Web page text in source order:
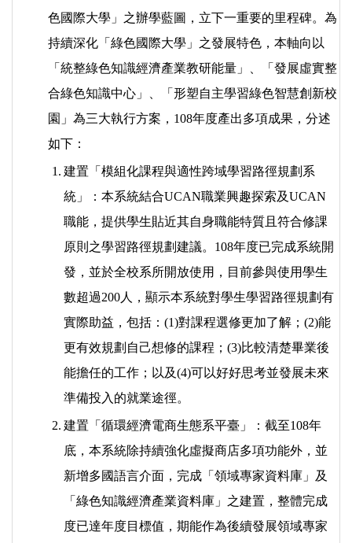
色國際大學」之辦學藍圖，立下一重要的里程碑。為
持續深化「綠色國際大學」之發展特色，本軸向以
「統整綠色知識經濟產業教研能量」、「發展虛實整
合綠色知識中心」、「形塑自主學習綠色智慧創新校
園」為三大執行方案，108年度產出多項成果，分述
如下：
1. 建置「模組化課程與適性跨域學習路徑規劃系
統」：本系統結合UCAN職業興趣探索及UCAN
職能，提供學生貼近其自身職能特質且符合修課
原則之學習路徑規劃建議。108年度已完成系統開
發，並於全校系所開放使用，目前參與使用學生
數超過200人，顯示本系統對學生學習路徑規劃有
實際助益，包括：(1)對課程選修更加了解；(2)能
更有效規劃自己想修的課程；(3)比較清楚畢業後
能擔任的工作；以及(4)可以好好思考並發展未來
準備投入的就業途徑。
2. 建置「循環經濟電商生態系平臺」：截至108年
底，本系統除持續強化虛擬商店多項功能外，並
新增多國語言介面，完成「領域專家資料庫」及
「綠色知識經濟產業資料庫」之建置，整體完成
度已達年度目標值，期能作為後續發展領域專家